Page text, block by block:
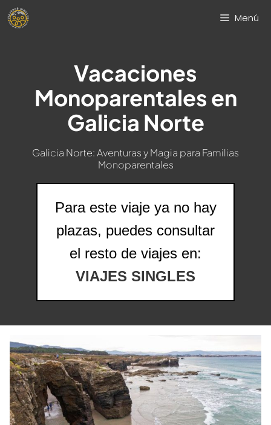
Saltar
Menú
Vacaciones
Monoparentales en
Galicia Norte
Galicia Norte: Aventuras y Magia para Familias
Monoparentales
Para este viaje ya no hay
plazas, puedes consultar
el resto de viajes en:
VIAJES SINGLES